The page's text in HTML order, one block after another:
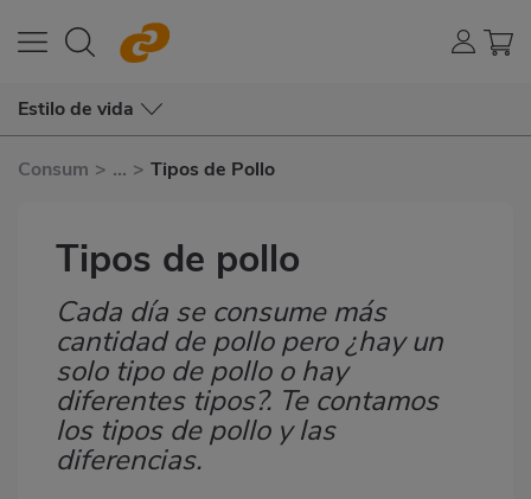
Estilo de vida
Consum > ... > Tipos de Pollo
Tipos de pollo
Subtítulo
Cada día se consume más
cantidad de pollo pero ¿hay un
solo tipo de pollo o hay
diferentes tipos?. Te contamos
los tipos de pollo y las
diferencias.